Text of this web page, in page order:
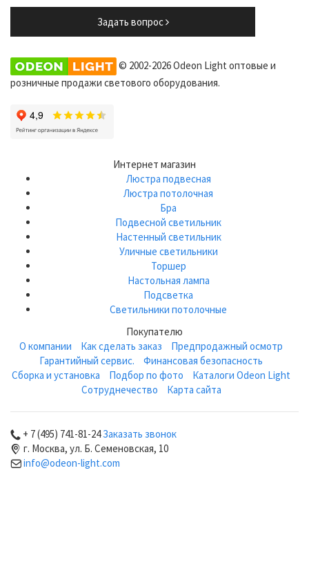
Задать вопрос
© 2002-2026 Odeon Light оптовые и
розничные продажи светового оборудования.
Интернет магазин
Люстра подвесная
Люстра потолочная
Бра
Подвесной светильник
Настенный светильник
Уличные светильники
Торшер
Настольная лампа
Подсветка
Светильники потолочные
Покупателю
О компании
Как сделать заказ
Предпродажный осмотр
Гарантийный сервис.
Финансовая безопасность
Сборка и установка
Подбор по фото
Каталоги Odeon Light
Сотруднечество
Карта сайта
+ 7 (495) 741-81-24Заказать звонок
г. Москва, ул. Б. Семеновская, 10
info@odeon-light.com